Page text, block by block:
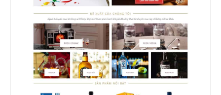
CHI TIẾT
XEM THỰC TẾ